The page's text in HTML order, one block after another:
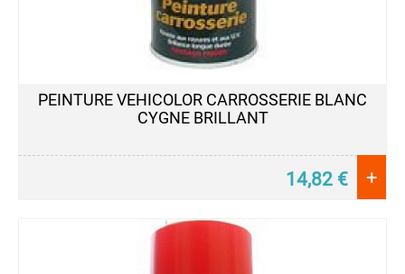
PEINTURE VEHICOLOR CARROSSERIE BLANC
CYGNE BRILLANT
14,82 € +